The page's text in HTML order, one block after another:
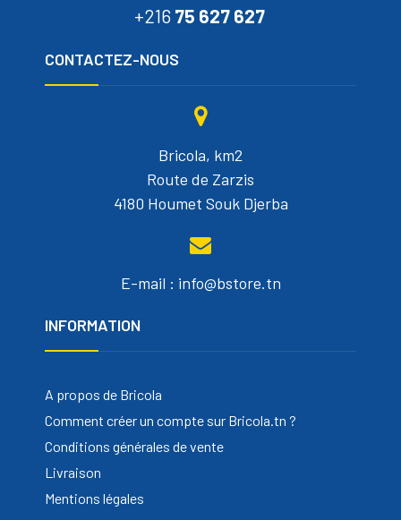
+216 75 627 627
CONTACTEZ-NOUS
Bricola, km2
Route de Zarzis
4180 Houmet Souk Djerba
E-mail : info@bstore.tn
INFORMATION
A propos de Bricola
Comment créer un compte sur Bricola.tn ?
Conditions générales de vente
Livraison
Mentions légales